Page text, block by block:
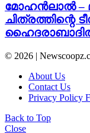
മോഹൻലാൽ –
ചിത്രത്തിന്റെ
© 2026 |
About Us
Contact Us
Privacy Policy
Back to Top
Close